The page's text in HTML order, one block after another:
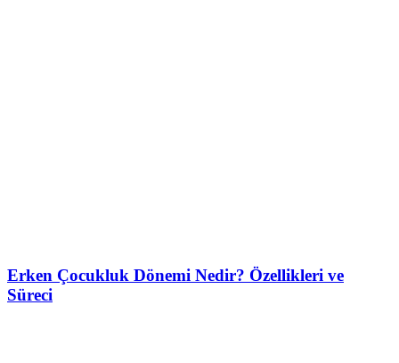
Erken Çocukluk Dönemi Nedir? Özellikleri ve
Süreci